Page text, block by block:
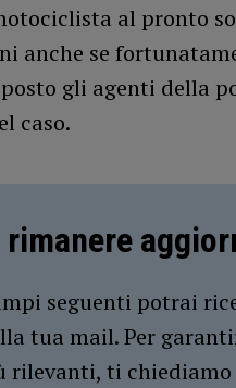
al pronto
anche se
gli agenti della
caso.
seguenti potrai
tua mail. Per
rilevanti, ti